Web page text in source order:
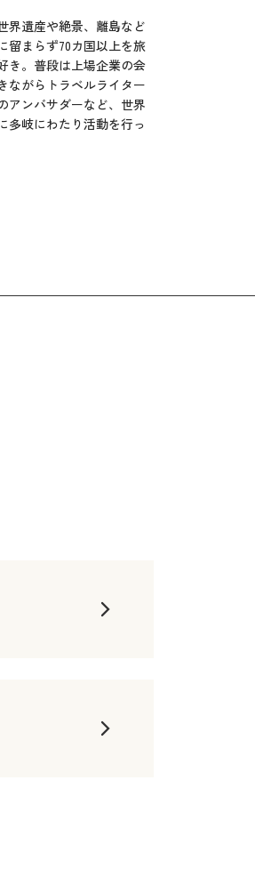
界遺産や絶景、離島など
留まらず70カ国以上を旅
き。普段は上場企業の会
ながらトラベルライター
アンバサダーなど、世界
多岐にわたり活動を行っ